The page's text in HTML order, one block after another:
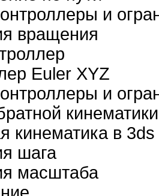
и
вращения
Euler XYZ
и
кинематики
в 3ds
шага
масштаба